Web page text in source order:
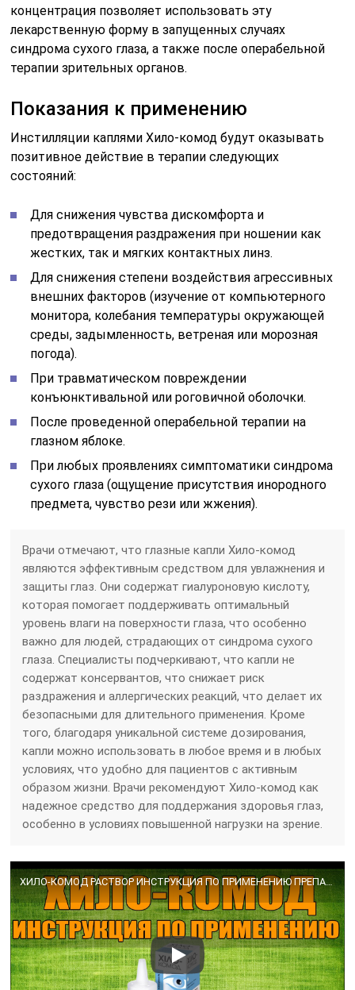
концентрация позволяет использовать эту
лекарственную форму в запущенных случаях
синдрома сухого глаза, а также после операбельной
терапии зрительных органов.
Показания к применению
Инстилляции каплями Хило-комод будут оказывать
позитивное действие в терапии следующих
состояний:
Для снижения чувства дискомфорта и
предотвращения раздражения при ношении как
жестких, так и мягких контактных линз.
Для снижения степени воздействия агрессивных
внешних факторов (изучение от компьютерного
монитора, колебания температуры окружающей
среды, задымленность, ветреная или морозная
погода).
При травматическом повреждении
конъюнктивальной или роговичной оболочки.
После проведенной операбельной терапии на
глазном яблоке.
При любых проявлениях симптоматики синдрома
сухого глаза (ощущение присутствия инородного
предмета, чувство рези или жжения).
Врачи отмечают, что глазные капли Хило-комод
являются эффективным средством для увлажнения и
защиты глаз. Они содержат гиалуроновую кислоту,
которая помогает поддерживать оптимальный
уровень влаги на поверхности глаза, что особенно
важно для людей, страдающих от синдрома сухого
глаза. Специалисты подчеркивают, что капли не
содержат консервантов, что снижает риск
раздражения и аллергических реакций, что делает их
безопасными для длительного применения. Кроме
того, благодаря уникальной системе дозирования,
капли можно использовать в любое время и в любых
условиях, что удобно для пациентов с активным
образом жизни. Врачи рекомендуют Хило-комод как
надежное средство для поддержания здоровья глаз,
особенно в условиях повышенной нагрузки на зрение.
ХИЛО-КОМОД РАСТВОР ИНСТРУКЦИЯ ПО ПРИМЕНЕНИЮ ПРЕПАРАТА, ПОКАЗАНИЯ, КАК ПРИМЕНЯТЬ, ОБЗОР ЛЕКАРСТВА